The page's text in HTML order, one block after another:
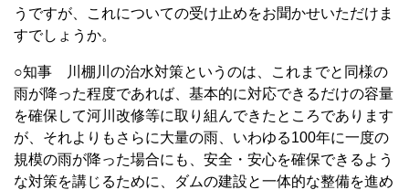
うですが、これについての受け止めをお聞かせいただけま
すでしょうか。
○知事 川棚川の治水対策というのは、これまでと同様の
雨が降った程度であれば、基本的に対応できるだけの容量
を確保して河川改修等に取り組んできたところであります
が、それよりもさらに大量の雨、いわゆる100年に一度の
規模の雨が降った場合にも、安全・安心を確保できるよう
な対策を講じるために、ダムの建設と一体的な整備を進め